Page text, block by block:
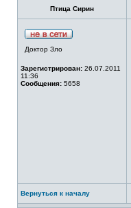
Птица Сирин
Доктор Зло
Зарегистрирован: 26.07.2011
11:36
Сообщения: 5658
Вернуться к началу